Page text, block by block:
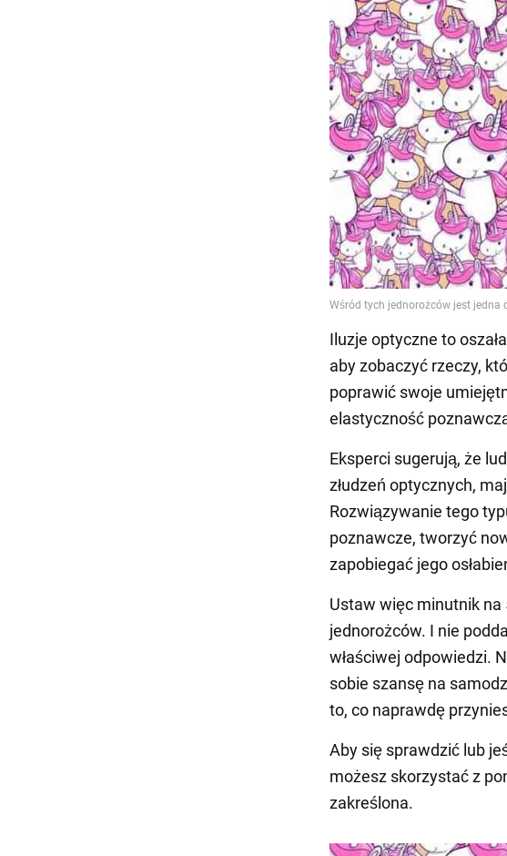
Iluzje optyczne to
aby zobaczyć rzeczy,
poprawić swoje
elastyczność
Eksperci sugerują, że
złudzeń optycznych,
Rozwiązywanie tego
poznawcze, tworzyć
zapobiegać jego
Ustaw więc minutnik na
jednorożców. I nie
właściwej odpowiedzi.
sobie szansę na
to, co naprawdę
Aby się sprawdzić lub
możesz skorzystać z
zakreślona.